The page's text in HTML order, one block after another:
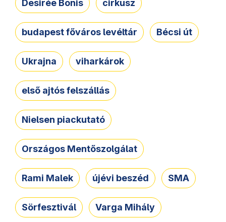
Desirée Bonis cirkusz
budapest főváros levéltár Bécsi út
Ukrajna viharkárok
első ajtós felszállás
Nielsen piackutató
Országos Mentőszolgálat
Rami Malek újévi beszéd SMA
Sörfesztivál Varga Mihály